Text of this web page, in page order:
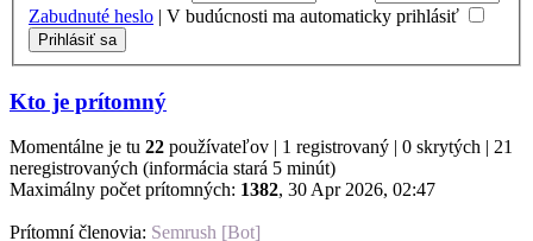
Zabudnuté heslo | V budúcnosti ma automaticky prihlásiť
Kto je prítomný
Momentálne je tu 22 používateľov | 1 registrovaný | 0 skrytých | 21
neregistrovaných (informácia stará 5 minút)
Maximálny počet prítomných: 1382, 30 Apr 2026, 02:47
Prítomní členovia: Semrush [Bot]